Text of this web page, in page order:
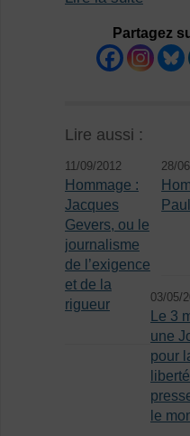
Partagez
Lire aussi :
11/09/2012
Hommage :
Jacques
Gevers, ou le
journalisme
de l’exigence
et de la
rigueur
28/
03/05/
Le 3
une
pour
le